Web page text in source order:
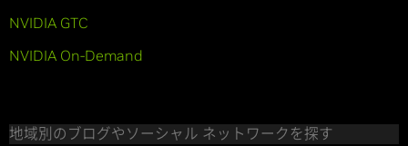
NVIDIA GTC
NVIDIA On-Demand
地域別のブログやソーシャル ネットワークを探す